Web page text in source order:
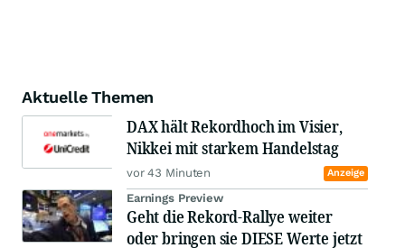
Aktuelle Themen
DAX hält Rekordhoch im Visier,
Nikkei mit starkem Handelstag
vor 43 Minuten Anzeige
Earnings Preview
Geht die Rekord-Rallye weiter
oder bringen sie DIESE Werte jetzt